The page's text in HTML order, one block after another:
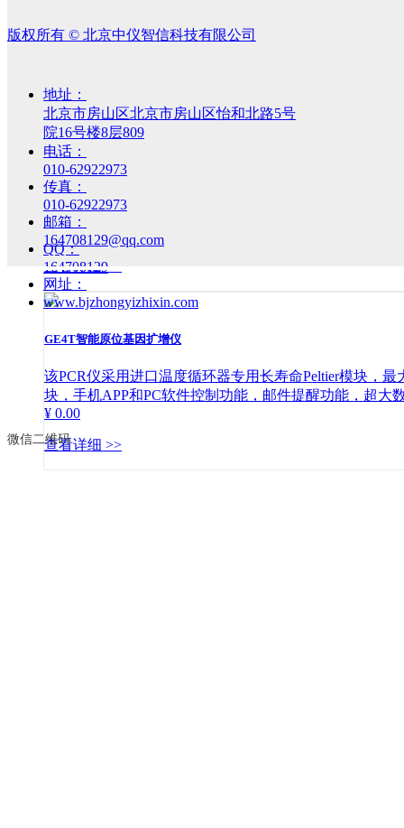
块，内置WIFI模块，手机APP和PC软件控制功能，邮
查看详细 >>
GET96-PLUS 智能六路梯度基因扩增仪
本系列PCR仪采用6枚定制美国Marlow半导体制冷片，
机功能，打印功能，超大数据存储量及扩展功能等；都
¥ 0.00
查看详细 >>
GE4T智能原位基因扩增仪
该PCR仪采用进口温度循环器专用长寿命Peltier模块，
块，手机APP和PC软件控制功能，邮件提醒功能，超
¥ 0.00
查看详细 >>
版权所有 © 北京中仪智信科技有限公司
地址：
北京市房山区北京市房山区怡和北路5号
院16号楼8层809
电话：
010-62922973
传真：
010-62922973
邮箱：
164708129@qq.com
QQ：
164708129
网址：
www.bjzhongyizhixin.com
微信二维码